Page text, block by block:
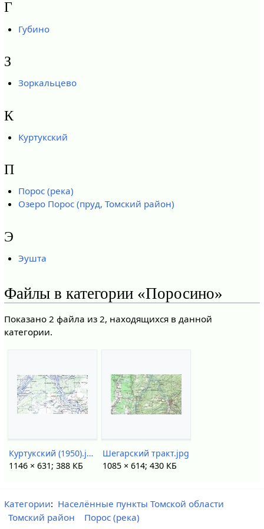
Г
Губино
З
Зоркальцево
К
Куртукский
П
Порос (река)
Озеро Порос (пруд, Томский район)
Э
Эушта
Файлы в категории «Поросино»
Показано 2 файла из 2, находящихся в данной
категории.
Куртукский (1950).jpg
1146 × 631; 388 КБ
Шегарский тракт.jpg
1085 × 614; 430 КБ
Категории: Населённые пункты Томской области
Томский район
Порос (река)